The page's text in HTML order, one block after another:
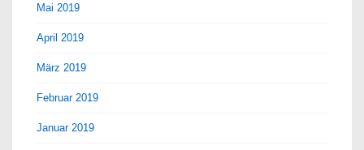
Mai 2019
April 2019
März 2019
Februar 2019
Januar 2019